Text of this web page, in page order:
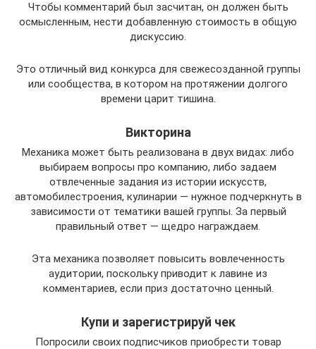
Чтобы комментарий был засчитан, он должен быть
осмысленным, нести добавленную стоимость в общую
дискуссию.
Это отличный вид конкурса для свежесозданной группы
или сообщества, в котором на протяжении долгого
времени царит тишина.
Викторина
Механика может быть реализована в двух видах: либо
выбираем вопросы про компанию, либо задаем
отвлеченные задания из истории искусств,
автомобилестроения, кулинарии — нужное подчеркнуть в
зависимости от тематики вашей группы. За первый
правильный ответ — щедро награждаем.
Эта механика позволяет повысить вовлеченность
аудитории, поскольку приводит к лавине из
комментариев, если приз достаточно ценный.
Купи и зарегистрируй чек
Попросили своих подписчиков приобрести товар